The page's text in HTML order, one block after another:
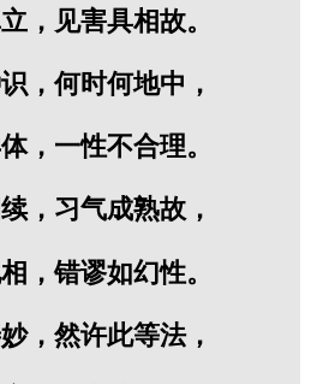
，见害具相故。
，何时何地中，
，一性不合理。
，习气成熟故，
，错谬如幻性。
，然许此等法，